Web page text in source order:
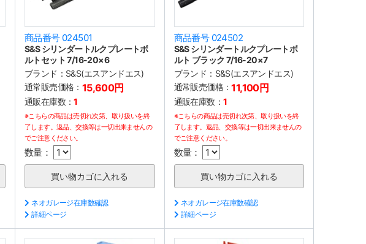
商品番号 024501
S&S シリンダートルクプレートボ
ルトセット 7/16-20×6
ブランド： S&S(エスアンドエス)
通常販売価格： 15,600円
通販在庫数：1
※こちらの商品は売切れ次第、取り扱いを終
了します。返品、交換等は一切出来ませんの
でご注意ください。
数量：
ネオガレージ在庫数確認
詳細ページ
商品番号 024502
S&S シリンダートルクプレートボ
ルト ブラック 7/16-20×7
ブランド： S&S(エスアンドエス)
通常販売価格：11,100円
通販在庫数： 1
※こちらの商品は売切れ次第、取り扱いを終
了します。返品、交換等は一切出来ませんの
でご注意ください。
数量：
ネオガレージ在庫数確認
詳細ページ